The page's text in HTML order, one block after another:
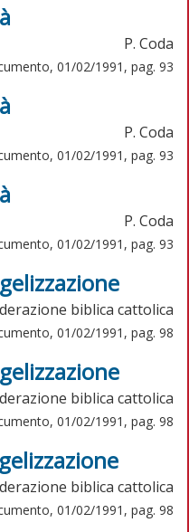
P. Coda
01/02/1991, pag. 93
P. Coda
01/02/1991, pag. 93
P. Coda
01/02/1991, pag. 93
biblica cattolica
01/02/1991, pag. 98
biblica cattolica
01/02/1991, pag. 98
biblica cattolica
01/02/1991, pag. 98